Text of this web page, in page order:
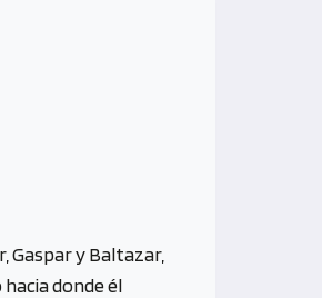
Gaspar y Baltazar,
donde él